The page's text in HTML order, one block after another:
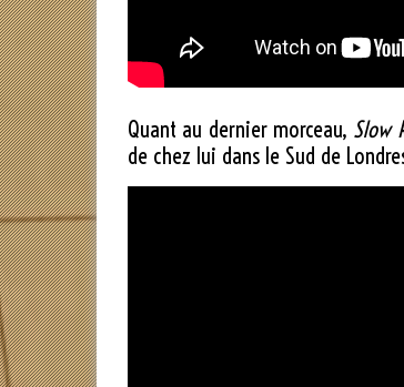
Quant au dernier morceau, Slow
de chez lui dans le Sud de